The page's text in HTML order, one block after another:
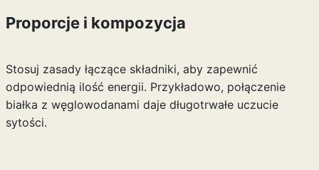
Proporcje i kompozycja
Stosuj zasady łączące składniki, aby zapewnić
odpowiednią ilość energii. Przykładowo, połączenie
białka z węglowodanami daje długotrwałe uczucie
sytości.